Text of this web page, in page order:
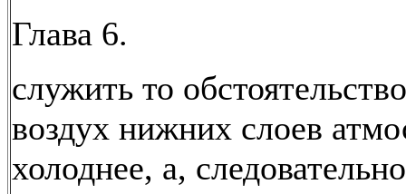
Глава 6.
служить то
воздух нижних слоев
холоднее, а,